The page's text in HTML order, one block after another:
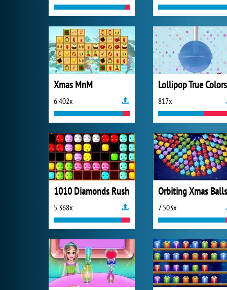
Xmas MnM
6 402x
Lollipop True Colors
817x
1010 Diamonds Rush
5 368x
Orbiting Xmas Balls
7 503x